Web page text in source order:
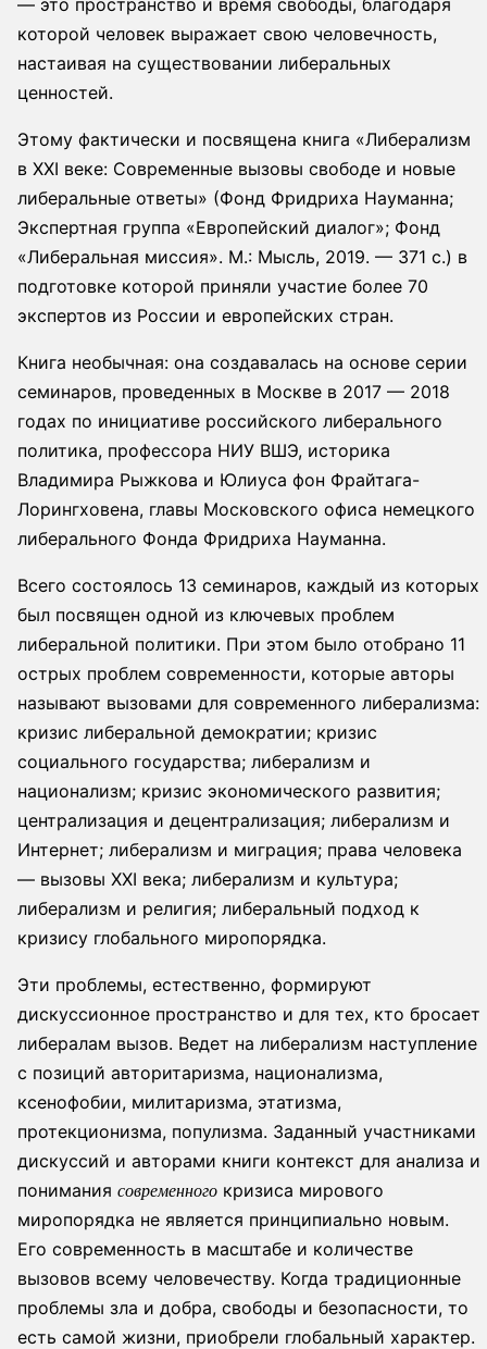
которой человек выражает свою человечность,
настаивая на существовании либеральных
ценностей.
Этому фактически и посвящена книга «Либерализм
в XXI веке: Современные вызовы свободе и новые
либеральные ответы» (Фонд Фридриха Науманна;
Экспертная группа «Европейский диалог»; Фонд
«Либеральная миссия». М.: Мысль, 2019. — 371 с.) в
подготовке которой приняли участие более 70
экспертов из России и европейских стран.
Книга необычная: она создавалась на основе серии
семинаров, проведенных в Москве в 2017 — 2018
годах по инициативе российского либерального
политика, профессора НИУ ВШЭ, историка
Владимира Рыжкова и Юлиуса фон Фрайтага-
Лорингховена, главы Московского офиса немецкого
либерального Фонда Фридриха Науманна.
Всего состоялось 13 семинаров, каждый из которых
был посвящен одной из ключевых проблем
либеральной политики. При этом было отобрано 11
острых проблем современности, которые авторы
называют вызовами для современного либерализма:
кризис либеральной демократии; кризис
социального государства; либерализм и
национализм; кризис экономического развития;
централизация и децентрализация; либерализм и
Интернет; либерализм и миграция; права человека
— вызовы XXI века; либерализм и культура;
либерализм и религия; либеральный подход к
кризису глобального миропорядка.
Эти проблемы, естественно, формируют
дискуссионное пространство и для тех, кто бросает
либералам вызов. Ведет на либерализм наступление
с позиций авторитаризма, национализма,
ксенофобии, милитаризма, этатизма,
протекционизма, популизма. Заданный участниками
дискуссий и авторами книги контекст для анализа и
понимания современного кризиса мирового
миропорядка не является принципиально новым.
Его современность в масштабе и количестве
вызовов всему человечеству. Когда традиционные
проблемы зла и добра, свободы и безопасности, то
есть самой жизни, приобрели глобальный характер.